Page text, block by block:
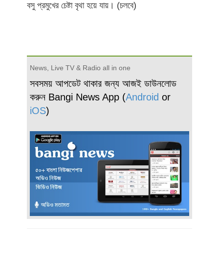
বসু প্রমুখের চেষ্টা বৃথা হয়ে যায়। (চলবে)
News, Live TV & Radio all in one
সবসময় আপডেট থাকার জন্য আজই ডাউনলোড
করুন Bangi News App (Android or
iOS)